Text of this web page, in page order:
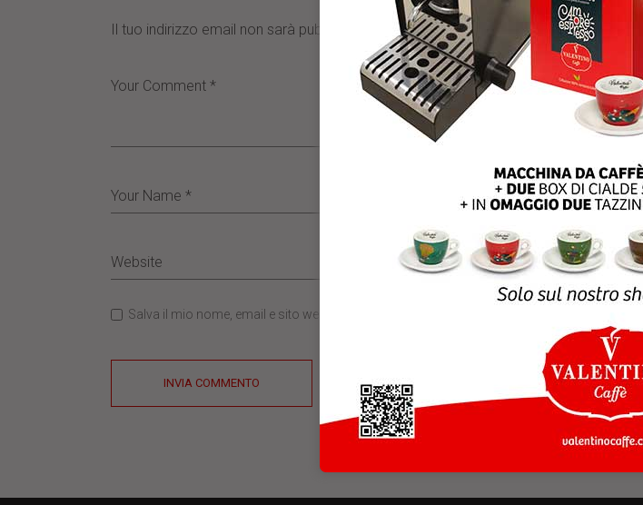
Il tuo indirizzo email non sarà pubblicato. I campi obbligatori sono contrassegnati
Salva il mio nome, email e sito web in questo browser per la prossima volta che commento.
INVIA COMMENTO